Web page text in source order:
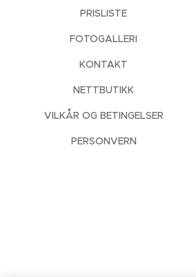
PRISLISTE
FOTOGALLERI
KONTAKT
NETTBUTIKK
VILKÅR OG BETINGELSER
PERSONVERN